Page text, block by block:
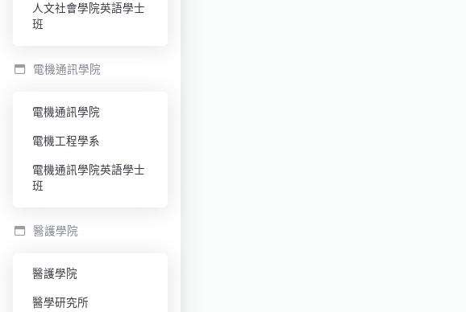
人文社會學院英語學士
班
電機通訊學院
電機通訊學院
電機工程學系
電機通訊學院英語學士
班
醫護學院
醫護學院
醫學研究所